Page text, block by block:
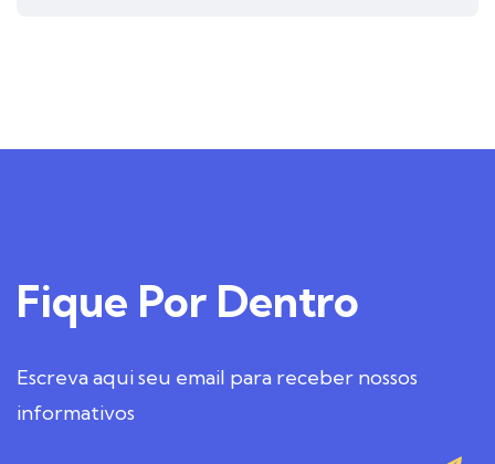
Fique Por Dentro
Escreva aqui seu email para receber nossos
informativos